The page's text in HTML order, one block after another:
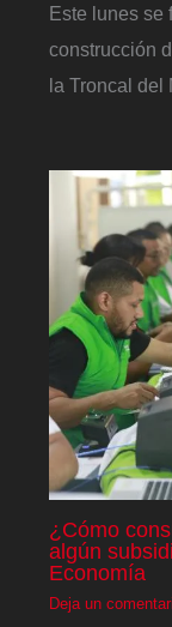
Este lunes se
construcción
la Troncal
¿Cómo
algún
Economía
Deja un